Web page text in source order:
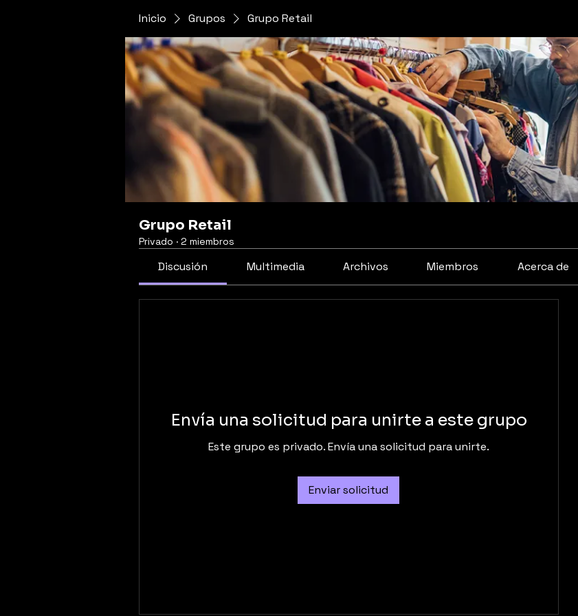
Inicio Grupos Grupo Retail
Grupo Retail
Privado · 2 miembros
Discusión Multimedia Archivos Miembros Acerca de
Envía una solicitud para unirte a este grupo
Este grupo es privado. Envía una solicitud para unirte.
Enviar solicitud